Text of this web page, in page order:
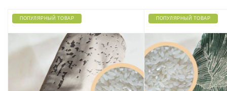
ПОПУЛЯРНЫЙ ТОВАР ПОПУЛЯРНЫЙ ТОВАР